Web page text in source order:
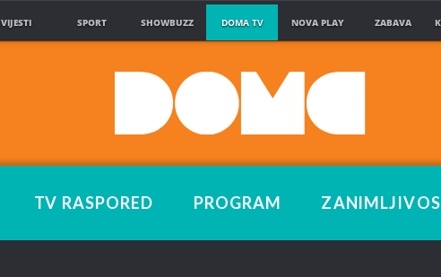
VIJESTI SPORT SHOWBUZZ DOMA TV NOVA PLAY ZABAVA
TV RASPORED PROGRAM